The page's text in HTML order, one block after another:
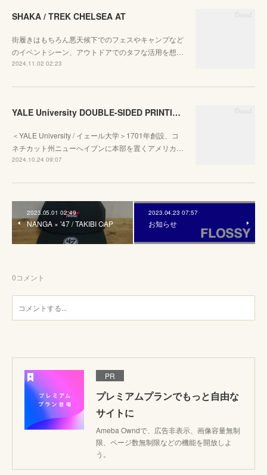
SHAKA / TREK CHELSEA AT
街履きはもちろん悪天候下でのフェスやキャンプなど
のイベントシーン、アウトドアでのタフな活用を想…
2024.11.02 02:23
YALE University DOUBLE-SIDED PRINTING CREW SWEAT
＜YALE University / イェール大学＞1701年創設、コ
ネチカット州ニューへイブンに本部を置くアメリカ…
2024.10.24 09:07
2023.05.01 02:49
NANGA × '47 / TAKIBI CAP
2023.04.23 07:57
お知らせ
0コメント
PR
プレミアムプランでもっと自由な
サイトに
Ameba Owndで、広告非表示、画像容量無制
限、ページ数無制限などの機能を開放しよ
う。